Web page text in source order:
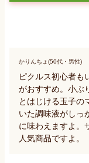
かりんちょ(50代・男性)
ピクルス初心者も
がおすすめ。小ぶ
とはじける玉子の
いた調味液がしっ
に味わえますよ。
人気商品ですよ。